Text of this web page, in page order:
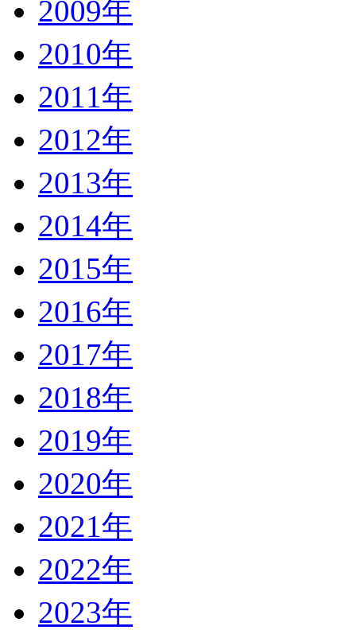
2009年
2010年
2011年
2012年
2013年
2014年
2015年
2016年
2017年
2018年
2019年
2020年
2021年
2022年
2023年